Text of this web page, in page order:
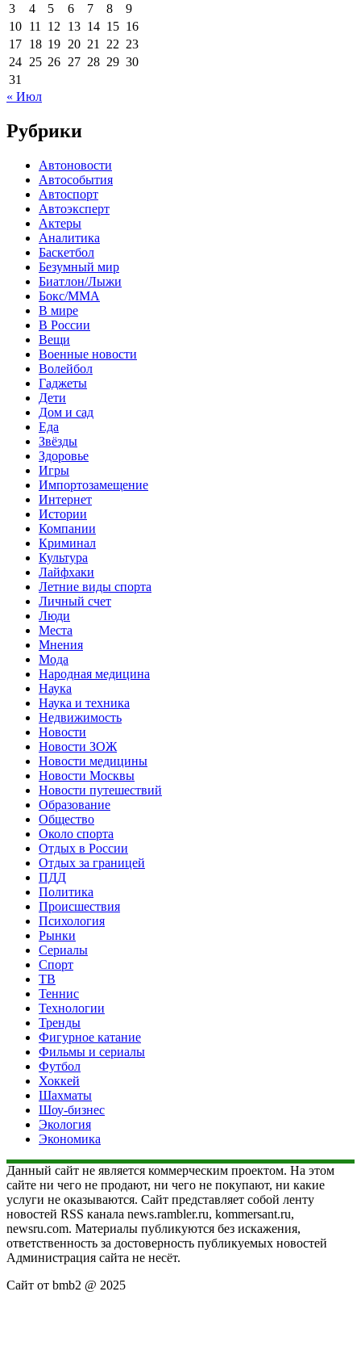
3
4 5 6 7 8
9
10 11 12 13 14 15 16
17 18 19 20 21 22 23
24 25 26 27 28 29 30
31
« Июл
Рубрики
Автоновости
Автособытия
Автоспорт
Автоэксперт
Актеры
Аналитика
Баскетбол
Безумный мир
Биатлон/Лыжи
Бокс/MMA
В мире
В России
Вещи
Военные новости
Волейбол
Гаджеты
Дети
Дом и сад
Еда
Звёзды
Здоровье
Игры
Импортозамещение
Интернет
Истории
Компании
Криминал
Культура
Лайфхаки
Летние виды спорта
Личный счет
Люди
Места
Мнения
Мода
Народная медицина
Наука
Наука и техника
Недвижимость
Новости
Новости ЗОЖ
Новости медицины
Новости Москвы
Новости путешествий
Образование
Общество
Около спорта
Отдых в России
Отдых за границей
ПДД
Политика
Происшествия
Психология
Рынки
Сериалы
Спорт
ТВ
Теннис
Технологии
Тренды
Фигурное катание
Фильмы и сериалы
Футбол
Хоккей
Шахматы
Шоу-бизнес
Экология
Экономика
Данный сайт не является коммерческим проектом. На этом
сайте ни чего не продают, ни чего не покупают, ни какие
услуги не оказываются. Сайт представляет собой ленту
новостей RSS канала news.rambler.ru, kommersant.ru,
newsru.com. Материалы публикуются без искажения,
ответственность за достоверность публикуемых новостей
Администрация сайта не несёт.
Сайт от bmb2 @ 2025